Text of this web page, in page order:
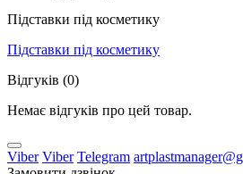
Підставки під косметику
Підставки під косметику
Відгуків (0)
Немає відгуків про цей товар.
Viber Viber Telegram